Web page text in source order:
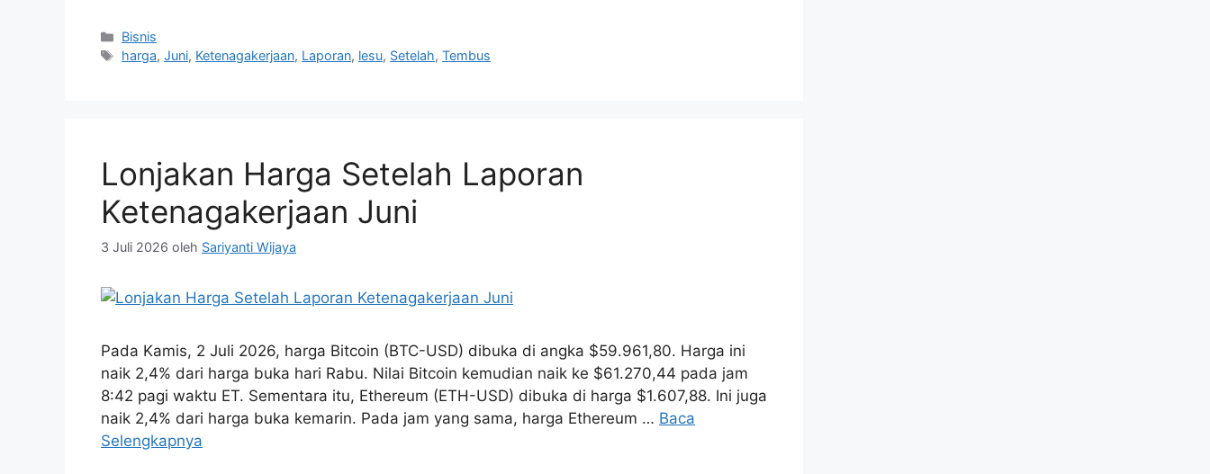
Kategori
Bisnis
Tag
harga,Juni, Ketenagakerjaan, Laporan, lesu, Setelah,Tembus
Lonjakan Harga Setelah Laporan
Ketenagakerjaan Juni
3 Juli 2026 oleh Sariyanti Wijaya
Pada Kamis, 2 Juli 2026, harga Bitcoin (BTC-USD) dibuka di angka $59.961,80. Harga ini
naik 2,4% dari harga buka hari Rabu. Nilai Bitcoin kemudian naik ke $61.270,44 pada jam
8:42 pagi waktu ET. Sementara itu, Ethereum (ETH-USD) dibuka di harga $1.607,88. Ini juga
naik 2,4% dari harga buka kemarin. Pada jam yang sama, harga Ethereum … Baca
Selengkapnya